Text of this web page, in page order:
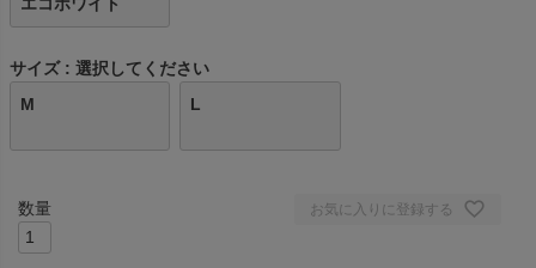
サイズ
選択してください
M
L
お気に入りに登録する